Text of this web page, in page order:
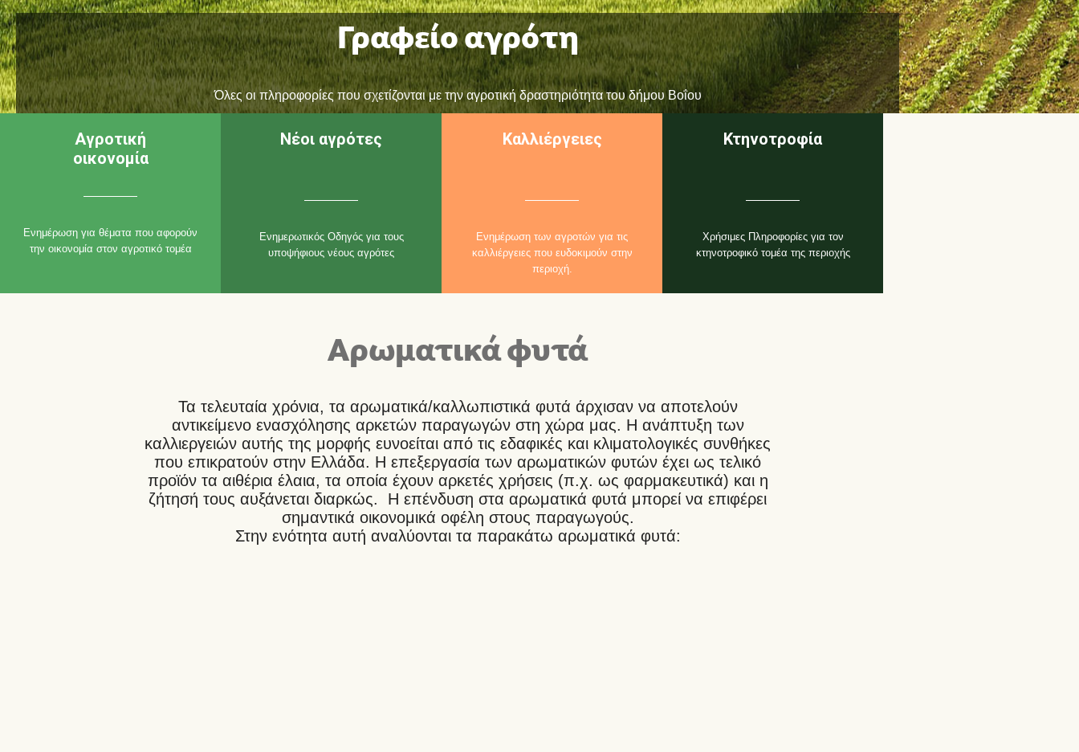
Γραφείο αγρότη
Όλες οι πληροφορίες που σχετίζονται με την αγροτική δραστηριότητα του δήμου Βοΐου
Αγροτική
οικονομία
Ενημέρωση για θέματα που αφορούν
την οικονομία στον αγροτικό τομέα
Νέοι αγρότες
Ενημερωτικός Οδηγός για τους
υποψήφιους νέους αγρότες
Καλλιέργειες
Ενημέρωση των αγροτών για τις
καλλιέργειες που ευδοκιμούν στην
περιοχή.
Κτηνοτροφία
Χρήσιμες Πληροφορίες για τον
κτηνοτροφικό τομέα της περιοχής
Αρωματικά φυτά
Τα τελευταία χρόνια, τα αρωματικά/καλλωπιστικά φυτά άρχισαν να αποτελούν
αντικείμενο ενασχόλησης αρκετών παραγωγών στη χώρα μας. Η ανάπτυξη των
καλλιεργειών αυτής της μορφής ευνοείται από τις εδαφικές και κλιματολογικές συνθήκες
που επικρατούν στην Ελλάδα. Η επεξεργασία των αρωματικών φυτών έχει ως τελικό
προϊόν τα αιθέρια έλαια, τα οποία έχουν αρκετές χρήσεις (π.χ. ως φαρμακευτικά) και η
ζήτησή τους αυξάνεται διαρκώς. Η επένδυση στα αρωματικά φυτά μπορεί να επιφέρει
σημαντικά οικονομικά οφέλη στους παραγωγούς.
Στην ενότητα αυτή αναλύονται τα παρακάτω αρωματικά φυτά: